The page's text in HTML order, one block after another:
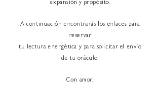
expansión y propósito.
A continuación encontrarás los enlaces para
reservar
tu lectura energética y para solicitar el envío
de tu oráculo.
Con amor,